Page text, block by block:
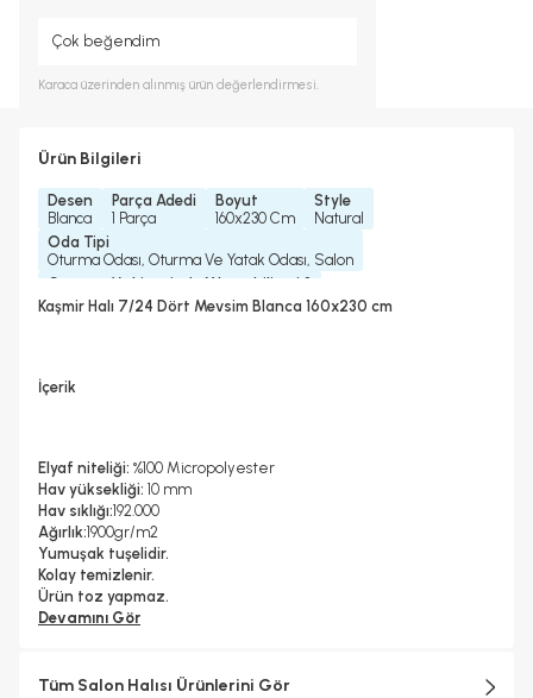
Çok beğendim
Karaca üzerinden alınmış ürün değerlendirmesi.
Ürün Bilgileri
Desen
Blanca
Parça Adedi
1 Parça
Boyut
160x230 Cm
Style
Natural
Oda Tipi
Oturma Odası, Oturma Ve Yatak Odası, Salon
Çamaşır Makinesinde Yıkanabilir mi ?
Hayır
Hayır
Kaşmir Halı 7/24 Dört Mevsim Blanca 160x230 cm
İçerik
Elyaf niteliği: %100 Micropolyester
Hav yüksekliği: 10 mm
Hav sıklığı:192.000
Ağırlık:1900gr/m2
Yumuşak tuşelidir.
Kolay temizlenir.
Ürün toz yapmaz.
Devamını Gör
Tüm Salon Halısı Ürünlerini Gör